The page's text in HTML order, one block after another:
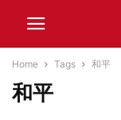
Home Tags 和平
和平